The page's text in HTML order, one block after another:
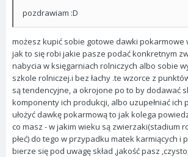
pozdrawiam :D
możesz kupić sobie gotowe dawki pokarmowe
jak to się robi jakie pasze podać konkretnym
nabycia w księgarniach rolniczych albo sobie
szkole rolniczej.i bez łachy .te wzorce z
są tendencyjne, a okrojone po to by dodawać
komponenty ich produkcji, albo uzupełniać ich
ułożyć dawkę pokarmową to jak kolega
co masz - w jakim wieku są zwierzaki(stadium
płeć) do tego w przypadku matek karmiących i
bierze się pod uwagę skład ,jakość pasz